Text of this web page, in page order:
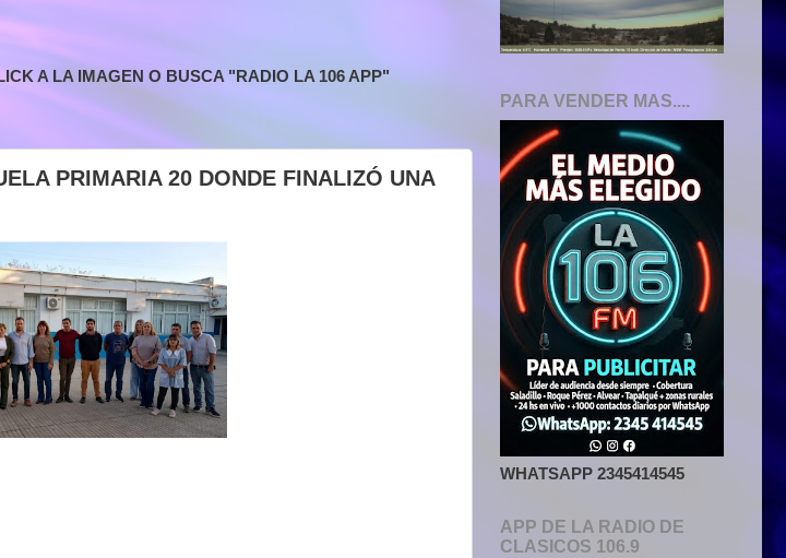
A LA IMAGEN O BUSCA "RADIO LA 106 APP"
PRIMARIA 20 DONDE FINALIZÓ UNA
PARA VENDER MAS....
WHATSAPP 2345414545
APP DE LA RADIO DE
CLASICOS 106.9